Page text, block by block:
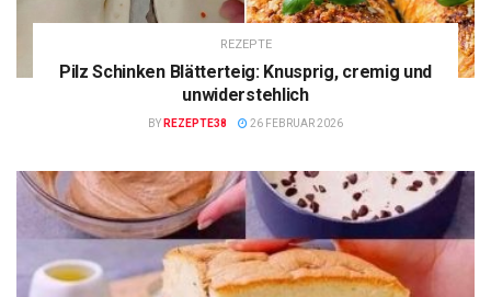
REZEPTE
Pilz Schinken Blätterteig: Knusprig, cremig und
unwiderstehlich
BY REZEPTE38 26 FEBRUAR 2026